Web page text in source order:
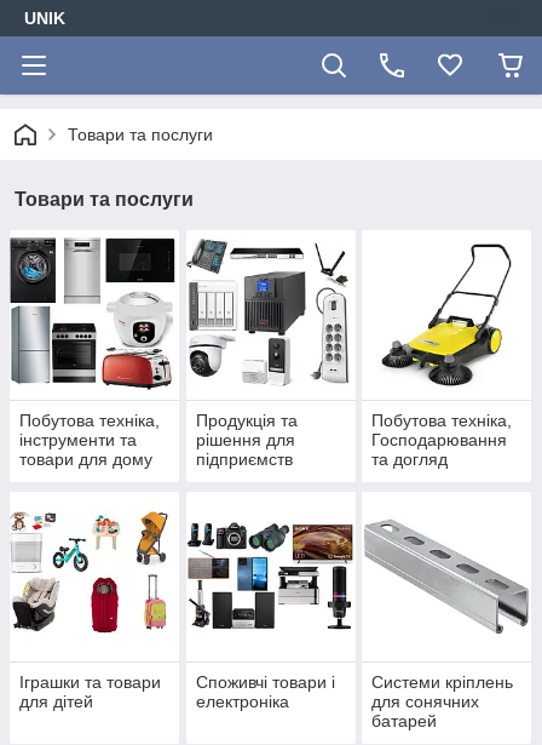
UNIK
Товари та послуги
Товари та послуги
Побутова техніка,
інструменти та
товари для дому
Продукція та
рішення для
підприємств
Побутова техніка,
Господарювання
та догляд
Іграшки та товари
для дітей
Споживчі товари і
електроніка
Системи кріплень
для сонячних
батарей